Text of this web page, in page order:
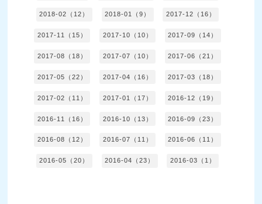
2018-02（12） 2018-01（9） 2017-12（16）
2017-11（15） 2017-10（10） 2017-09（14）
2017-08（18） 2017-07（10） 2017-06（21）
2017-05（22） 2017-04（16） 2017-03（18）
2017-02（11） 2017-01（17） 2016-12（19）
2016-11（16） 2016-10（13） 2016-09（23）
2016-08（12） 2016-07（11） 2016-06（11）
2016-05（20） 2016-04（23） 2016-03（1）